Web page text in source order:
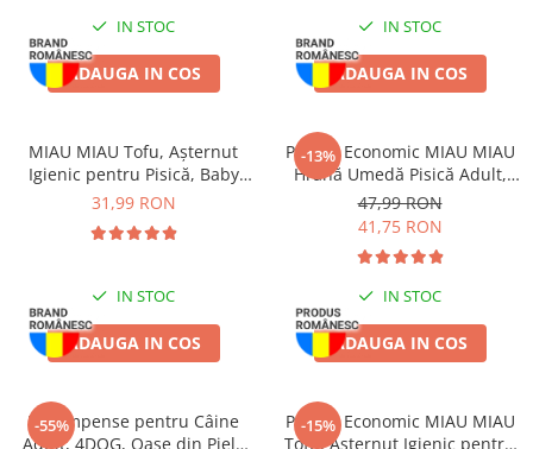
Cuști Rozătoare
Pești
Acvarii
Hrană
Hrană Pești
Hrană Broaște Țestoase
Tratament Apă
IN STOC
ADAUGA IN COS
IN STOC
ADAUGA IN COS
MIAU MIAU Tofu, Așternut
Igienic pentru Pisică, Baby
Powder, 6L
31,99 RON
IN STOC
ADAUGA IN COS
-13%
Pachet Economic MIAU MIAU
Hrană Umedă Pisică Adult,
Somon în sos, 24x100g
47,99 RON
41,75 RON
IN STOC
ADAUGA IN COS
-55%
Recompense pentru Câine
Adult, 4DOG, Oase din Piele
-15%
Pachet Economic MIAU MIAU
Tofu, Așternut Igienic pentru